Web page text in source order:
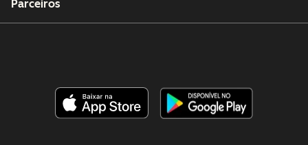
Parceiros